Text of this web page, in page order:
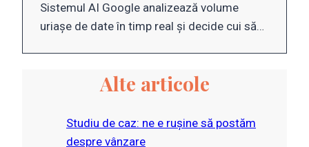
Sistemul AI Google analizează volume
uriașe de date în timp real și decide cui să…
Alte articole
Studiu de caz: ne e rușine să postăm
despre vânzare